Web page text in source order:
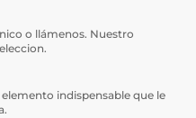
o llámenos. Nuestro
indispensable que le